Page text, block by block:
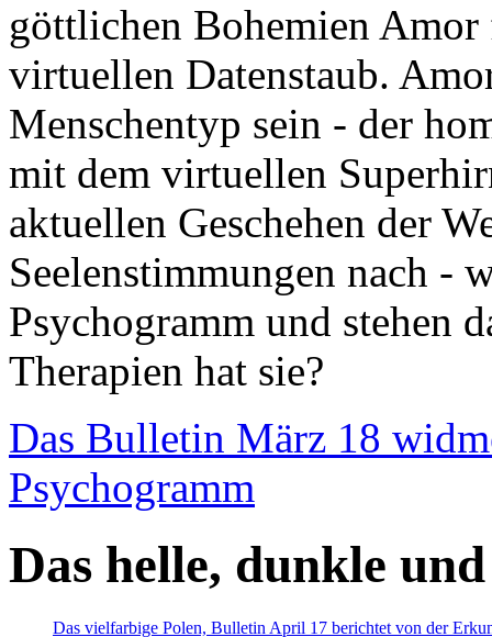
göttlichen Bohemien
virtuellen Datenstaub.
Menschentyp sein - der
mit dem virtuellen
aktuellen Geschehen der
Seelenstimmungen nach -
Psychogramm und stehen
Therapien hat sie?
Das Bulletin März 18
Psychogramm
Das helle, dunkle
Das vielfarbige Polen, Bulletin April 17 berichtet von der